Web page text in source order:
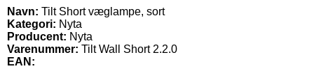
Navn: Tilt Short væglampe, sort
Kategori: Nyta
Producent: Nyta
Varenummer: Tilt Wall Short 2.2.0
EAN: